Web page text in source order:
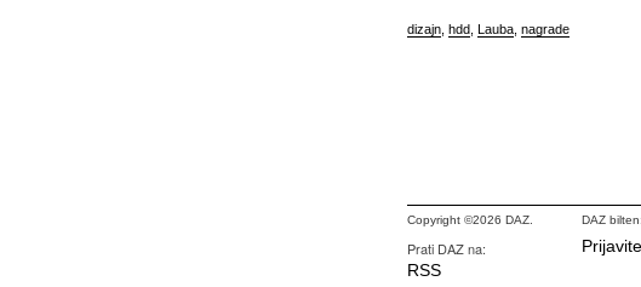
dizajn hdd Lauba nagrade
Copyright ©2026 DAZ.
Prati DAZ na:
RSS
DAZ bilten: